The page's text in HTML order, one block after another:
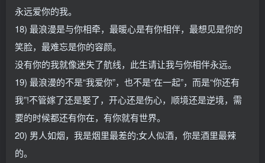
永远爱你的我。
18) 最浪漫是与你相牵，最暖心是有你相伴，最想见是你的
笑脸，最难忘是你的容颜。
没有你的我就像迷失了航线，此生请让我与你相伴永远。
19) 最浪漫的不是“我爱你”，也不是“在一起”，而是“你还有
我”!不管嫁了还是娶了，开心还是伤心，顺境还是逆境，需
要的时候都还有你在，有你就有世界。
20) 男人如烟，我是烟里最差的;女人似酒，你是酒里最辣
的。